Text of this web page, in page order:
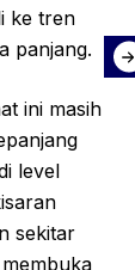
ke tren
panjang.
ini masih
level
sekitar